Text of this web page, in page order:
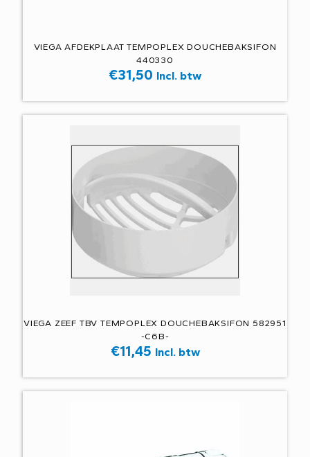
VIEGA AFDEKPLAAT TEMPOPLEX DOUCHEBAKSIFON
440330
€31,50 Incl. btw
VIEGA ZEEF TBV TEMPOPLEX DOUCHEBAKSIFON 582951
-C6B-
€11,45 Incl. btw